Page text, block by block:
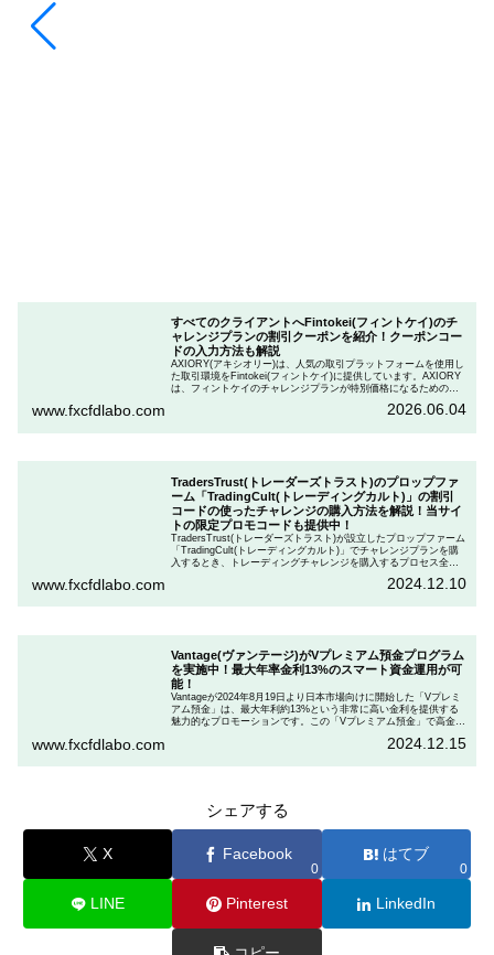
すべてのクライアントへFintokei(フィントケイ)のチ
ャレンジプランの割引クーポンを紹介！クーポンコー
ドの入力方法も解説
AXIORY(アキシオリー)は、人気の取引プラットフォームを使用し
た取引環境をFintokei(フィントケイ)に提供しています。AXIORY
は、フィントケイのチャレンジプランが特別価格になるためのク
ランを申し込むときのクーポンコードを入力して割引にする方法
www.fxcfdlabo.com 2026.06.04
TradersTrust(トレーダーズトラスト)のプロップファ
ーム「TradingCult(トレーディングカルト)」の割引
コードの使ったチャレンジの購入方法を解説！当サイ
トの限定プロモコードも提供中！
TradersTrust(トレーダーズトラスト)が設立したプロップファーム
「TradingCult(トレーディングカルト)」でチャレンジプランを購
入するとき、トレーディングチャレンジを購入するプロセス全体
ます。さらに、TradingCultがほぼ定期的に実施している割引コー
www.fxcfdlabo.com 2024.12.10
Vantage(ヴァンテージ)がVプレミアム預金プログラム
を実施中！最大年率金利13%のスマート資金運用が可
能！
Vantageが2024年8月19日より日本市場向けに開始した「Vプレミ
アム預金」は、最大年利約13%という非常に高い金利を提供する
魅力的なプロモーションです。この「Vプレミアム預金」で高金利
「Vプレミアム預金」を行いたい人は、この記事をしっかりと読ん
www.fxcfdlabo.com 2024.12.15
シェアする
X Facebook
0
はてブ
0
LINE Pinterest LinkedIn